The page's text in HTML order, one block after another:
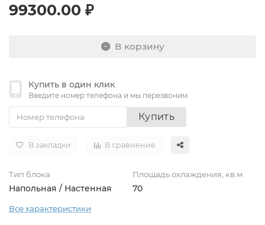
99300.00 ₽
В корзину
Купить в один клик
Введите номер телефона и мы перезвоним
Купить
В закладки В сравнение
Тип блока
Напольная / Настенная
Площадь охлаждения, кв.м
70
Все характеристики